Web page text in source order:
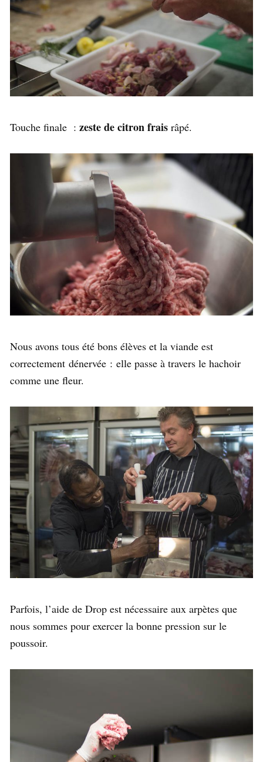
Touche finale : zeste de citron frais râpé.
Nous avons tous été bons élèves et la viande est
correctement dénervée : elle passe à travers le hachoir
comme une fleur.
Parfois, l’aide de Drop est nécessaire aux arpètes que
nous sommes pour exercer la bonne pression sur le
poussoir.